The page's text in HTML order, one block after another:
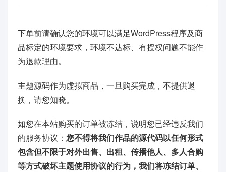
下单前请确认您的环境可以满足WordPress程序及商
品标定的环境要求，环境不达标、有授权问题不能作
为退款理由。
主题源码作为虚拟商品，一旦购买完成，不提供退
换，请您知晓。
如您在本站购买的订单被冻结，说明您已经违反我们
的服务协议： 您不得将我们作品的源代码以任何形式
包含但不限于对外出售、出租、传播他人、多人合购
等方式破坏主题使用协议的行为，我们将冻结订单、